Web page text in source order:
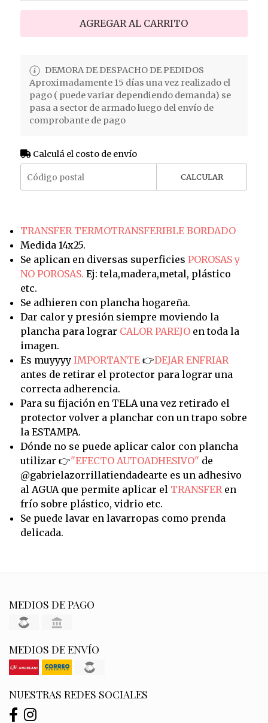
AGREGAR AL CARRITO
DEMORA DE DESPACHO DE PEDIDOS
Aproximadamente 15 días una vez realizado el
pago ( puede variar dependiendo demanda) se
pasa a sector de armado luego del envío de
comprobante de pago
Calculá el costo de envío
CALCULAR
TRANSFER TERMOTRANSFERIBLE BORDADO
Medida 14x25.
Se aplican en diversas superficies POROSAS y
NO POROSAS. Ej: tela,madera,metal, plástico
etc.
Se adhieren con plancha hogareña.
Dar calor y presión siempre moviendo la
plancha para lograr CALOR PAREJOen toda la
imagen.
Es muyyyy IMPORTANTE👉DEJAR ENFRIAR
antes de retirar el protector para lograr una
correcta adherencia.
Para su fijación en TELA una vez retirado el
protector volver a planchar con un trapo sobre
la ESTAMPA.
Dónde no se puede aplicar calor con plancha
utilizar 👉"EFECTO AUTOADHESIVO" de
@gabrielazorrillatiendadearte es un adhesivo
al AGUA que permite aplicar el TRANSFERen
frío sobre plástico, vidrio etc.
Se puede lavar en lavarropas como prenda
delicada.
MEDIOS DE PAGO
MEDIOS DE ENVÍO
NUESTRAS REDES SOCIALES